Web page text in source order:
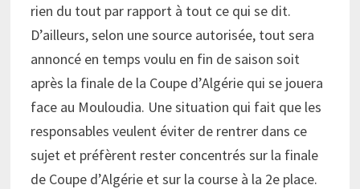
rien du tout par rapport à tout ce qui se dit.
D’ailleurs, selon une source autorisée, tout sera
annoncé en temps voulu en fin de saison soit
après la finale de la Coupe d’Algérie qui se jouera
face au Mouloudia. Une situation qui fait que les
responsables veulent éviter de rentrer dans ce
sujet et préfèrent rester concentrés sur la finale
de Coupe d’Algérie et sur la course à la 2e place.